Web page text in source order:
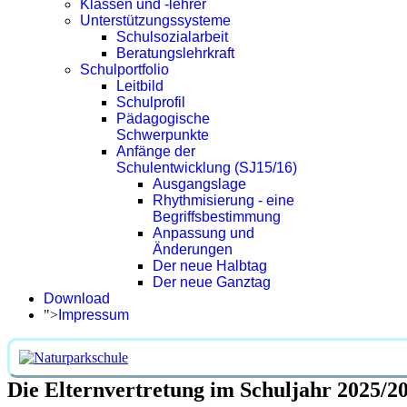
Klassen und -lehrer
Unterstützungssysteme
Schulsozialarbeit
Beratungslehrkraft
Schulportfolio
Leitbild
Schulprofil
Pädagogische
Schwerpunkte
Anfänge der
Schulentwicklung (SJ15/16)
Ausgangslage
Rhythmisierung - eine
Begriffsbestimmung
Anpassung und
Änderungen
Der neue Halbtag
Der neue Ganztag
Download
"> Impressum
Die Elternvertretung im Schuljahr 2025/